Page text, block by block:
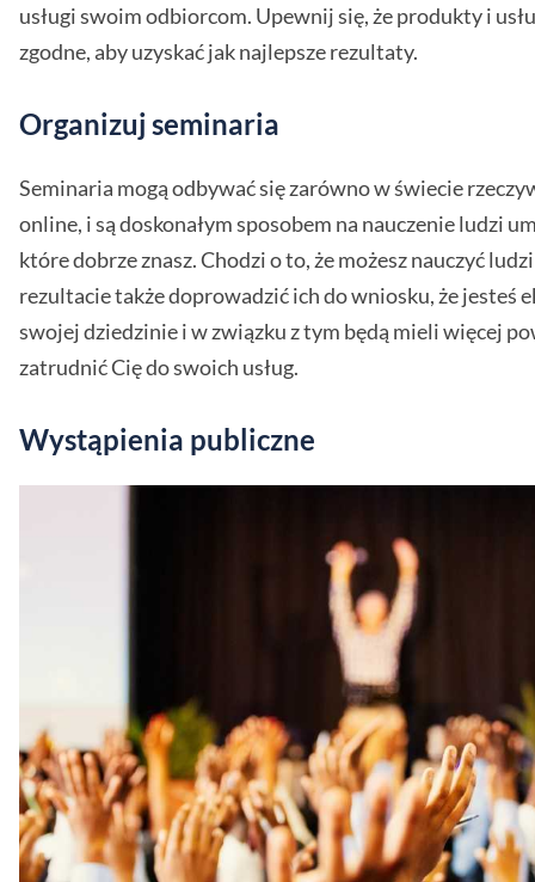
usługi swoim odbiorcom. Upewnij się, że produkty i
zgodne, aby uzyskać jak najlepsze rezultaty.
Organizuj seminaria
Seminaria mogą odbywać się zarówno w świecie
online, i są doskonałym sposobem na nauczenie ludzi
które dobrze znasz. Chodzi o to, że możesz nauczyć
rezultacie także doprowadzić ich do wniosku, że jesteś
swojej dziedzinie i w związku z tym będą mieli więcej
zatrudnić Cię do swoich usług.
Wystąpienia publiczne